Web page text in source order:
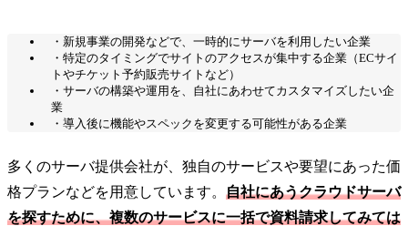
・新規事業の開発などで、一時的にサーバを利用したい企業
・特定のタイミングでサイトのアクセスが集中する企業（ECサイ
トやチケット予約販売サイトなど）
・サーバの構築や運用を、自社にあわせてカスタマイズしたい企
業
・導入後に機能やスペックを変更する可能性がある企業
多くのサーバ提供会社が、独自のサービスや要望にあった価
格プランなどを用意しています。 自社にあうクラウドサーバ
を探すために、複数のサービスに一括で資料請求してみては